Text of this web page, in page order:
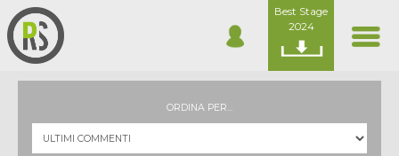
Best Stage
2024
ORDINA PER...